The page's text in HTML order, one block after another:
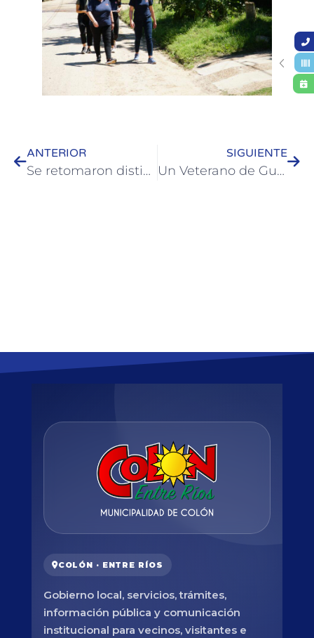
ANTERIOR
Se retomaron distintos trabajos públicos en Colón
SIGUIENTE
Un Veterano de Guerra cordobés relató sus vivencias en Malvinas
COLÓN · ENTRE RÍOS
Gobierno local, servicios, trámites,
información pública y comunicación
institucional para vecinos, visitantes e